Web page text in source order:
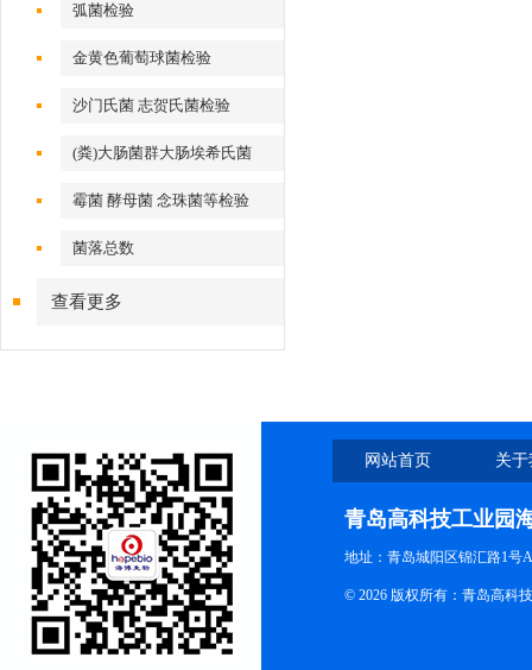
弧菌检验
金黄色葡萄球菌检验
沙门氏菌 志贺氏菌检验
(粪)大肠菌群大肠埃希氏菌
霉菌 酵母菌 念珠菌等检验
菌落总数
查看更多
网站首页 关
青岛高科技工业园
地址：青岛城阳区锦汇路1号
© 2026 版权所有：青岛高科